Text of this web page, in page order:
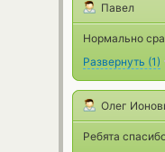
Павел
Нормально
Развернуть (1)
Олег
Ребята